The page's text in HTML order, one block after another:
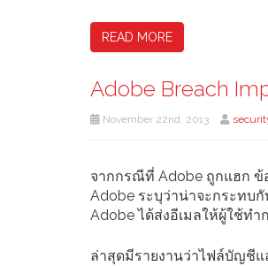
READ MORE
Adobe Breach
November 22nd, 2013
จากกรณีที่ Adobe ถูกแฮก ข้
Adobe ระบุว่าน่าจะกระทบ
Adobe ได้ส่งอีเมลให้ผู้ใช้ท
ล่าสุดมีรายงานว่าไฟล์บัญชี